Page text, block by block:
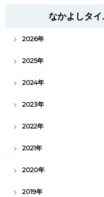
なかよしタ
2026年
2025年
2024年
2023年
2022年
2021年
2020年
2019年